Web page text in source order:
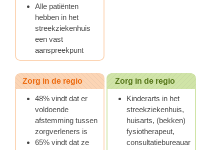
Alle patiënten
hebben in het
streekziekenhuis
een vast
aanspreekpunt
Zorg in de regio
48% vindt dat er
voldoende
afstemming tussen
zorgverleners is
65% vindt dat ze
Zorg in de regio
Kinderarts in het
streekziekenhuis,
huisarts, (bekken)
fysiotherapeut,
consultatiebureauar